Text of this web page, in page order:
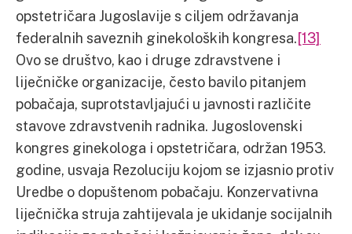
opstetričara Jugoslavije s ciljem održavanja
federalnih saveznih ginekoloških kongresa.[13]
Ovo se društvo, kao i druge zdravstvene i
liječničke organizacije, često bavilo pitanjem
pobačaja, suprotstavljajući u javnosti različite
stavove zdravstvenih radnika. Jugoslovenski
kongres ginekologa i opstetričara, održan 1953.
godine, usvaja Rezoluciju kojom se izjasnio protiv
Uredbe o dopuštenom pobačaju. Konzervativna
liječnička struja zahtijevala je ukidanje socijalnih